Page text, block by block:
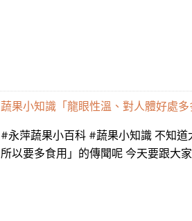
蔬果小知識「龍眼性溫、對人體好處
#永萍蔬果小百科 #蔬果小知識 不知道
所以要多食用」的傳聞呢 今天要跟大